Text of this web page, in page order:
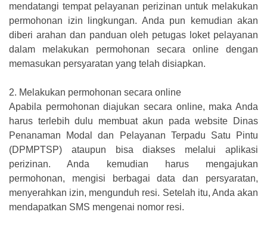
mendatangi tempat pelayanan perizinan untuk melakukan
permohonan izin lingkungan. Anda pun kemudian akan
diberi arahan dan panduan oleh petugas loket pelayanan
dalam melakukan permohonan secara online dengan
memasukan persyaratan yang telah disiapkan.
2. Melakukan permohonan secara online
Apabila permohonan diajukan secara online, maka Anda
harus terlebih dulu membuat akun pada website Dinas
Penanaman Modal dan Pelayanan Terpadu Satu Pintu
(DPMPTSP) ataupun bisa diakses melalui aplikasi
perizinan. Anda kemudian harus mengajukan
permohonan, mengisi berbagai data dan persyaratan,
menyerahkan izin, mengunduh resi. Setelah itu, Anda akan
mendapatkan SMS mengenai nomor resi.